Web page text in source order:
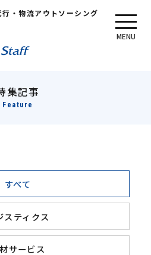
・物流アウトソーシング
MENU
集記事
Feature
すべて
スティクス
サービス